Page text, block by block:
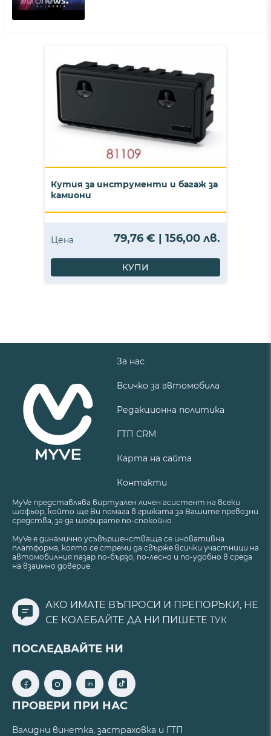
Кутия за инструменти и багаж за
камиони
Цена 79,76 € | 156,00 лв.
КУПИ
За нас
Всичко за автомобила
Редакционна политика
ГТП CRM
Карта на сайта
Контакти
MyVe представлява виртуален личен асистент на всеки
шофьор, който ще Ви помага в грижата за Вашите превозни
средства, за да шофирате по-спокойно.
MyVe е динамично усъвършенстваща се иновативна
платформа, която се стреми да свърже всички участници на
автомобилния пазар по-бързо, по-лесно и по-удобно в среда
на взаимно доверие.
АКО ИМАТЕ ВЪПРОСИ И ПРЕПОРЪКИ, НЕ
СЕ КОЛЕБАЙТЕ ДА НИ ПИШЕТЕ ТУК
ПОСЛЕДВАЙТЕ НИ
ПРОВЕРИ ПРИ НАС
Валидни винетка, застраховка и ГТП